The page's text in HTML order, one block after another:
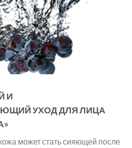
И
УХОД ДЛЯ ЛИЦА
может стать сияющей после